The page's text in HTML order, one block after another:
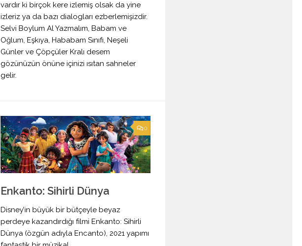
vardır ki birçok kere izlemiş olsak da yine
izleriz ya da bazı dialogları ezberlemişizdir.
Selvi Boylum Al Yazmalım, Babam ve
Oğlum, Eşkıya, Hababam Sınıfı, Neşeli
Günler ve Çöpçüler Kralı desem
gözünüzün önüne içinizi ısıtan sahneler
gelir.
0
Enkanto: Sihirli Dünya
Disney’in büyük bir bütçeyle beyaz
perdeye kazandırdığı filmi Enkanto: Sihirli
Dünya (özgün adıyla Encanto), 2021 yapımı